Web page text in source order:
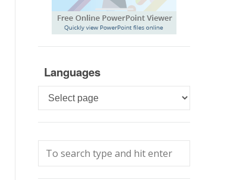
Languages
Languages